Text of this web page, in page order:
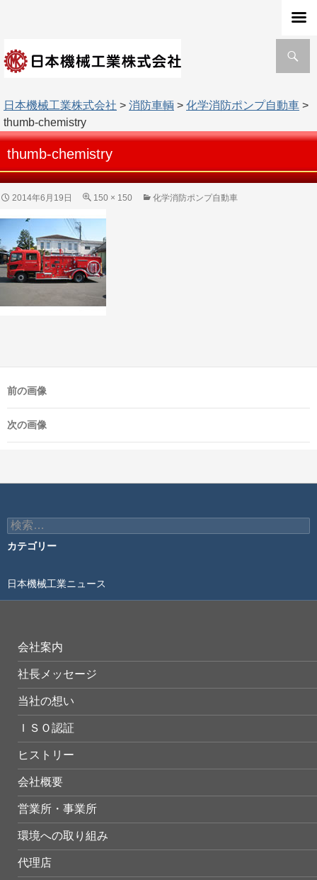
索
日本機械工業株式会社 > 消防車輌 > 化学消防ポンプ自動車 >
thumb-chemistry
thumb-chemistry
2014年6月19日 150 × 150 化学消防ポンプ自動車
前の画像
次の画像
検
索:
カテゴリー
日本機械工業ニュース
会社案内
社長メッセージ
当社の想い
ＩＳＯ認証
ヒストリー
会社概要
営業所・事業所
環境への取り組み
代理店